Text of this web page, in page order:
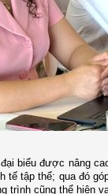
biểu được nâng
tế tập thể; qua đó
trình cũng thể hiện